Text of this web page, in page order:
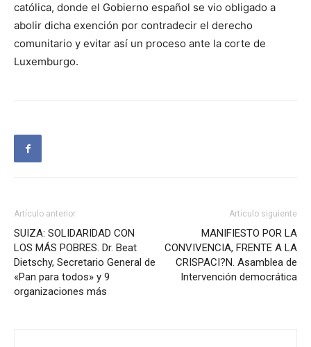
católica, donde el Gobierno español se vio obligado a
abolir dicha exención por contradecir el derecho
comunitario y evitar así un proceso ante la corte de
Luxemburgo.
Artículo anterior
SUIZA: SOLIDARIDAD CON
LOS MÁS POBRES. Dr. Beat
Dietschy, Secretario General de
«Pan para todos» y 9
organizaciones más
Artículo siguiente
MANIFIESTO POR LA
CONVIVENCIA, FRENTE A LA
CRISPACI?N. Asamblea de
Intervención democrática